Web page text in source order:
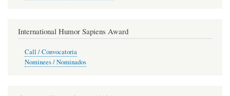
International Humor Sapiens Award
Call / Convocatoria
Nominees / Nominados